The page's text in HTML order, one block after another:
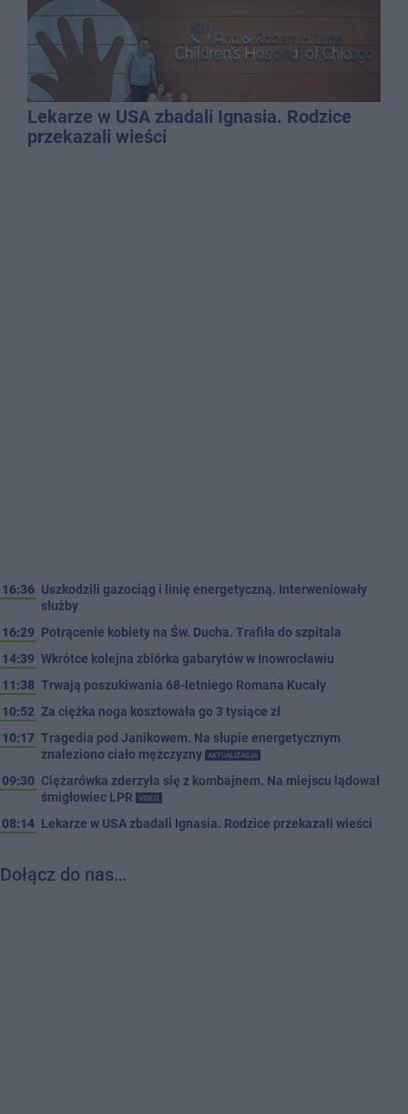
Lekarze w USA zbadali Ignasia. Rodzice
przekazali wieści
16:36 Uszkodzili gazociąg i linię energetyczną. Interweniowały
służby
16:29 Potrącenie kobiety na Św. Ducha. Trafiła do szpitala
14:39 Wkrótce kolejna zbiórka gabarytów w Inowrocławiu
11:38 Trwają poszukiwania 68-letniego Romana Kucały
10:52 Za ciężka noga kosztowała go 3 tysiące zł
10:17 Tragedia pod Janikowem. Na słupie energetycznym
znaleziono ciało mężczyzny
AKTUALIZACJA
09:30 Ciężarówka zderzyła się z kombajnem. Na miejscu lądował
śmigłowiec LPR
VIDEO
08:14 Lekarze w USA zbadali Ignasia. Rodzice przekazali wieści
Dołącz do nas…